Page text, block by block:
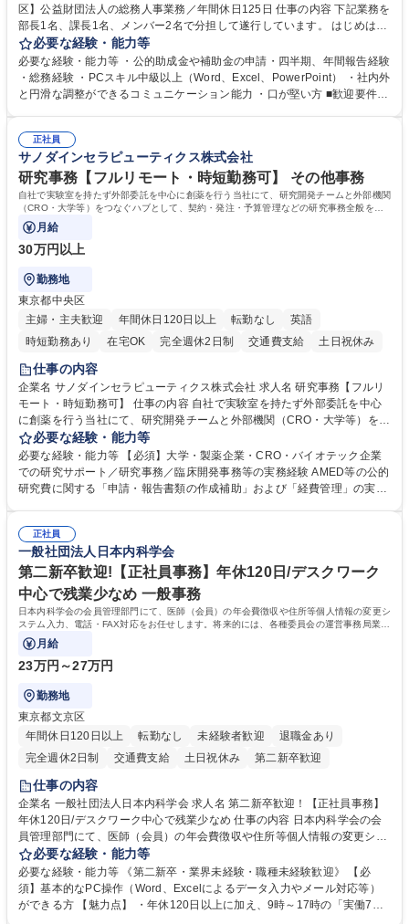
区】公益財団法人の総務人事業務／年間休日125日 仕事の内容 下記業務を
部長1名、課長1名、メンバー2名で分担して遂行しています。 はじめは担
当者として業務を覚えていただき、ゆくゆくはリーダーやマネージャーポ
ジションとして活躍いただくことを期待しています。 【総務・人事グルー
プの業務内容】 ・人事制度関連 ・採用活動 ・教育研修の企画、実行 ・勤
怠管理 ・官公庁への各種提出 ・法定の会議運営（評議員会、理事会） ・
管理 ・福利厚生関連 ・職員からの問合せ、相談対応 ・その他日常の総務
業務全般 募集職種 【東京／文京区】公益財団法人の総務人事業務／年間
休日125日
必要な経験・能力等
必要な経験・能力等 ・公的助成金や補助金の申請・四半期、年間報告経験
・総務経験 ・PCスキル中級以上（Word、Excel、PowerPoint） ・社内外
と円滑な調整ができるコミュニケーション能力 ・口が堅い方 ■歓迎要件
正社員
サノダインセラピューティクス株式会社
研究事務【フルリモート・時短勤務可】 その他事務
自社で実験室を持たず外部委託を中心に創薬を行う当社にて、研究開発チームと外部機関
（CRO・大学等）をつなぐハブとして、契約・発注・予算管理などの研究事務全般をお
任せします。
月給
30万円以上
勤務地
東京都中央区
主婦・主夫歓迎
年間休日120日以上 転勤なし
英語
時短勤務あり
在宅OK 完全週休2日制 交通費支給 土日祝休み
仕事の内容
企業名 サノダインセラピューティクス株式会社 求人名 研究事務【フルリ
モート・時短勤務可】 仕事の内容 自社で実験室を持たず外部委託を中心
に創薬を行う当社にて、研究開発チームと外部機関（CRO・大学等）をつ
なぐハブとして、契約・発注・予算管理などの研究事務全般をお任せしま
す。 ■見積取得、発注、検収、請求処理等の事務手続き ■委託先との定例
会議の調整・アジェンダ準備・議事録作成 ■研究報告書、試験関連資料、
SOP等の整備・版管理・保管 ■研究開発の進捗・タイムライン・予算執行
集職種 研究事務【フルリモート・時短勤務可】
必要な経験・能力等
必要な経験・能力等 【必須】大学・製薬企業・CRO・バイオテック企業
での研究サポート／研究事務／臨床開発事務等の実務経験 AMED等の公的
研究費に関する「申請・報告書類の作成補助」および「経費管理」の実務
き方について】フルリモートやハイブリッド勤務、時短勤務など個々のラ
イフスタイルに応じた柔軟な働き方が可能です。育児や介護との両立も応
援します。 学歴・資格 学歴：大学院 大学 語学力： 資格：
正社員
一般社団法人日本内科学会
第二新卒歓迎!【正社員事務】年休120日/デスクワーク
中心で残業少なめ 一般事務
日本内科学会の会員管理部門にて、医師（会員）の年会費徴収や住所等個人情報の変更シ
ステム入力、電話・FAX対応をお任せします。将来的には、各種委員会の運営事務局業務
などにも幅広く携わっていただきます。
月給
23万円～27万円
勤務地
東京都文京区
年間休日120日以上
転勤なし 未経験者歓迎
退職金あり
完全週休2日制
交通費支給 土日祝休み 第二新卒歓迎
仕事の内容
企業名 一般社団法人日本内科学会 求人名 第二新卒歓迎！【正社員事務】
年休120日/デスクワーク中心で残業少なめ 仕事の内容 日本内科学会の会
員管理部門にて、医師（会員）の年会費徴収や住所等個人情報の変更シス
テム入力、電話・FAX対応をお任せします。将来的には、各種委員会の運
営事務局業務などにも幅広く携わっていただきます。 【会員管理・データ
入力業務】 ・医師（会員）の住所変更、個人情報のシステム登録・更新
・年会費の徴収管理や入金データの照合確認 【問い合わせ対応】 ・会員
必要な経験・能力等
必要な経験・能力等 《第二新卒・業界未経験・職種未経験歓迎》 【必
須】基本的なPC操作（Word、Excelによるデータ入力やメール対応等）
ができる方 【魅力点】 ・年休120日以上に加え、9時～17時の「実働7時